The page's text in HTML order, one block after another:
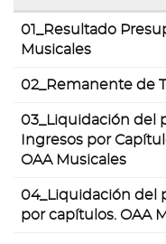
con
la
de
contenidos
en
la
de
documentos
01_Resultado
Musicales
02_Remanente de
03_Liquidación del
Ingresos por
OAA Musicales
04_Liquidación del
por capítulos. OAA